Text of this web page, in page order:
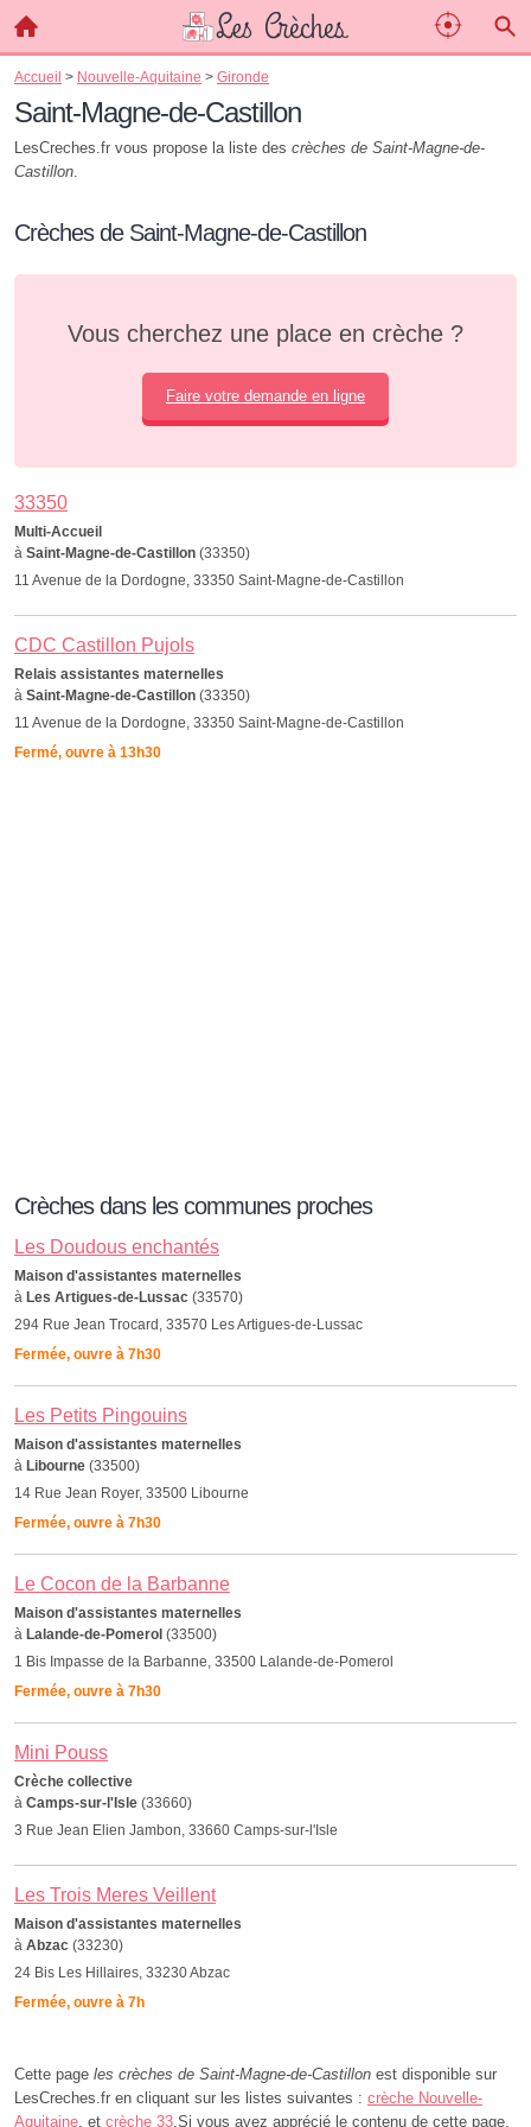
Accueil > Nouvelle-Aquitaine > Gironde
Saint-Magne-de-Castillon
LesCreches.fr vous propose la liste des crèches de Saint-Magne-de-
Castillon.
Crèches de Saint-Magne-de-Castillon
Vous cherchez une place en crèche ?
Faire votre demande en ligne
33350
Multi-Accueil
à Saint-Magne-de-Castillon (33350)
11 Avenue de la Dordogne, 33350 Saint-Magne-de-Castillon
CDC Castillon Pujols
Relais assistantes maternelles
à Saint-Magne-de-Castillon (33350)
11 Avenue de la Dordogne, 33350 Saint-Magne-de-Castillon
Fermé, ouvre à 13h30
Crèches dans les communes proches
Les Doudous enchantés
Maison d'assistantes maternelles
à Les Artigues-de-Lussac (33570)
294 Rue Jean Trocard, 33570 Les Artigues-de-Lussac
Fermée, ouvre à 7h30
Les Petits Pingouins
Maison d'assistantes maternelles
à Libourne (33500)
14 Rue Jean Royer, 33500 Libourne
Fermée, ouvre à 7h30
Le Cocon de la Barbanne
Maison d'assistantes maternelles
à Lalande-de-Pomerol (33500)
1 Bis Impasse de la Barbanne, 33500 Lalande-de-Pomerol
Fermée, ouvre à 7h30
Mini Pouss
Crèche collective
à Camps-sur-l'Isle (33660)
3 Rue Jean Elien Jambon, 33660 Camps-sur-l'Isle
Les Trois Meres Veillent
Maison d'assistantes maternelles
à Abzac (33230)
24 Bis Les Hillaires, 33230 Abzac
Fermée, ouvre à 7h
Cette page les crèches de Saint-Magne-de-Castillon est disponible sur
LesCreches.fr en cliquant sur les listes suivantes : crèche Nouvelle-
Aquitaine, et crèche 33.Si vous avez apprécié le contenu de cette page,